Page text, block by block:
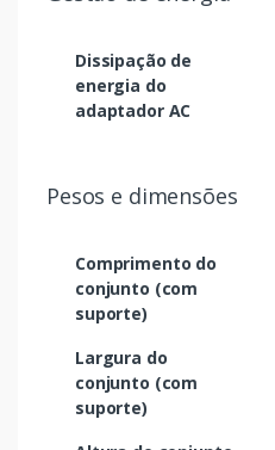
Dissipação de
energia do
adaptador AC
Pesos e dimensões
Comprimento do
conjunto (com
suporte)
Largura do
conjunto (com
suporte)